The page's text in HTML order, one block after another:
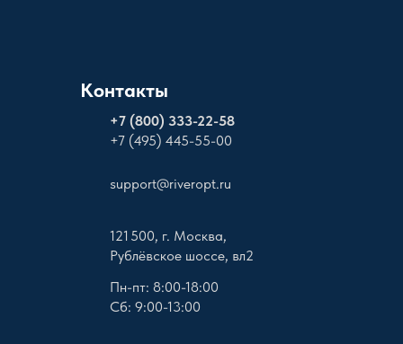
Контакты
+7 (800) 333-22-58
+7 (495) 445-55-00
support@riveropt.ru
121 500, г. Москва,
Рублёвское шоссе, вл2
Пн-пт: 8:00-18:00
Сб: 9:00-13:00